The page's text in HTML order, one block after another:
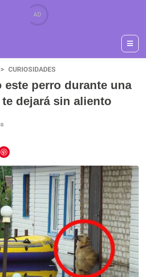
CURIOSIDADES
este perro durante una
dejará sin aliento